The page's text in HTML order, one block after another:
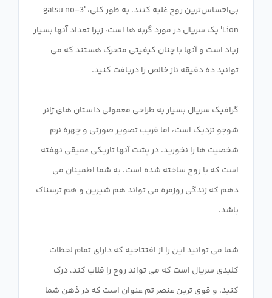
بی‌احساس‌ترین روح غلبه کنند. به طور کلی، '3-gatsu no
Lion' یک سریال در مورد گربه ها است، زیرا تعداد آنها بسیار
زیاد است و آنها با چنان کیفیتی متحرک هستند که می
گرافیک سریال بسیار به طراحی معمولی داستان های ژانر
شوجو نزدیک است، اما فریب تصویر صورتی و چهره نرم
شخصیت ها را نخورید. در پشت آنها تاریکی عمیقی نهفته
است که با روح ساخته شده است. به شما اطمینان می
دهم که زندگی روزمره می تواند هم شیرین و هم ترسناک
شما می توانید این را از افتتاحیه که دارای تمام لحظات
کلیدی سریال است که می تواند روح را قلاب کند، درک
کنید. و قوی ترین عنصر تم عنوان است که در ذهن شما